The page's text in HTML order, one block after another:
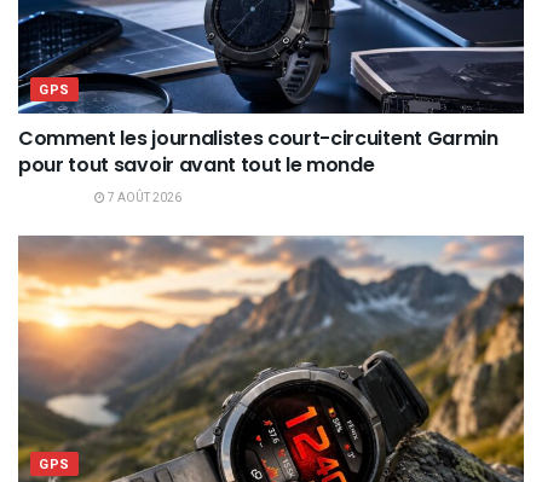
GPS
Comment les journalistes court-circuitent Garmin
pour tout savoir avant tout le monde
7 AOÛT 2026
GPS